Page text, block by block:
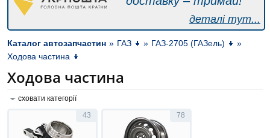
деталі тут...
Каталог автозапчастин » ГАЗ » ГАЗ-2705 (ГАЗель)
»
Ходова частина
Ходова частина
сховати категорії
43
78